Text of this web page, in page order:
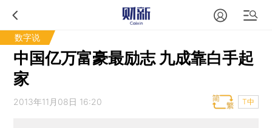
数字说
中国亿万富豪最励志 九成靠白手起
家
2013年11月08日 16:20 T中